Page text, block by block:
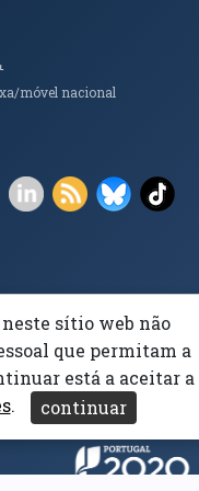
móvel nacional
nova janela)
janela)
(abre em nova janela)
Instagram (abre em nova
LinkedIn (abre em
RSS (abre em
Bluesky
Privacidade Proteção
(abre em nova janela)
sítio web não
que permitam a
está a aceitar a
. continuar